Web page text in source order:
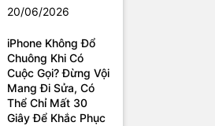
20/06/2026
iPhone Không Đổ
Chuông Khi Có
Cuộc Gọi? Đừng Vội
Mang Đi Sửa, Có
Thể Chỉ Mất 30
Giây Để Khắc Phục